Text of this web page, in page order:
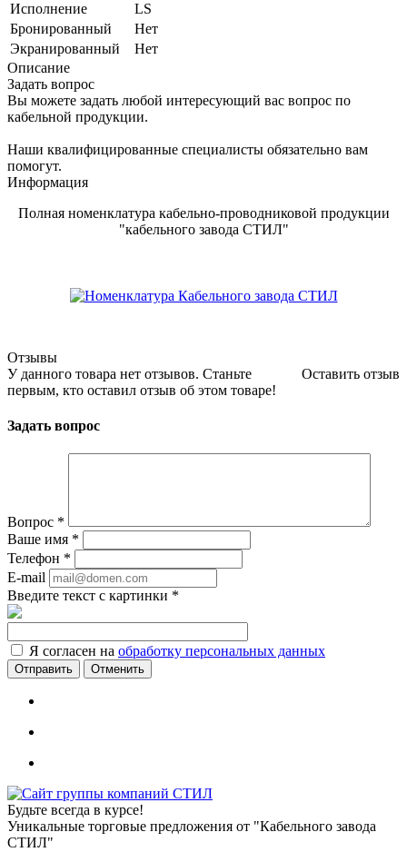
Исполнение
LS
Бронированный
Нет
Экранированный
Нет
Описание
Задать вопрос
Вы можете задать любой интересующий вас вопрос по
кабельной продукции.
Наши квалифицированные специалисты обязательно вам
помогут.
Информация
Полная номенклатура кабельно-проводниковой продукции
"кабельного завода СТИЛ"
Отзывы
Оставить отзыв
У данного товара нет отзывов. Станьте
первым, кто оставил отзыв об этом товаре!
Задать вопрос
Вопрос *
Ваше имя *
Телефон *
E-mail
Введите текст с картинки *
Я согласен на обработку персональных данных
Отменить
Будьте всегда в курсе!
Уникальные торговые предложения от "Кабельного завода
СТИЛ"